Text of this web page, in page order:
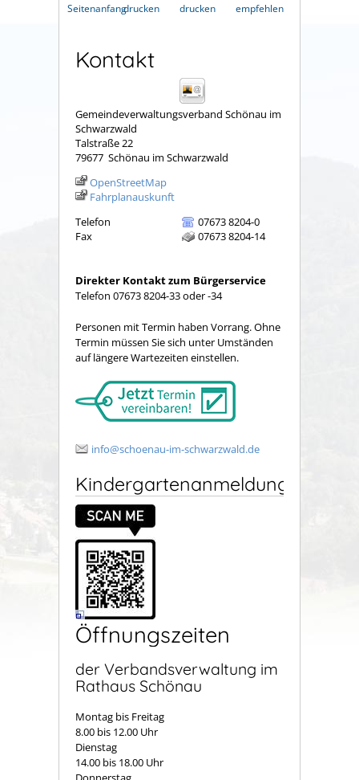
Seitenanfangdrucken
drucken
empfehlen
Kontakt
Gemeindeverwaltungsverband Schönau im
Schwarzwald
Talstraße 22
79677 Schönau im Schwarzwald
OpenStreetMap
Fahrplanauskunft
Telefon
07673 8204-0
Fax
07673 8204-14
Direkter Kontakt zum Bürgerservice
Telefon 07673 8204-33 oder -34
Personen mit Termin haben Vorrang. Ohne
Termin müssen Sie sich unter Umständen
auf längere Wartezeiten einstellen.
info@schoenau-im-schwarzwald.de
Kindergartenanmeldung
Öffnungszeiten
der Verbandsverwaltung im
Rathaus Schönau
Montag bis Freitag
8.00 bis 12.00 Uhr
Dienstag
14.00 bis 18.00 Uhr